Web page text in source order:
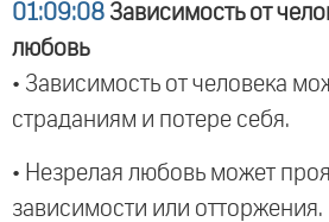
01:09:08 Зависимость от
любовь
• Зависимость от человека
страданиям и потере себя.
• Незрелая любовь может
зависимости или отторжения.